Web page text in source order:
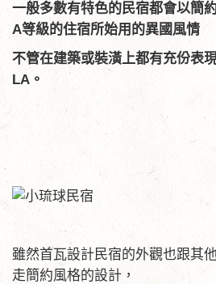
一般多數有特色的民宿都會以簡
A等級的住宿所始用的異國風情
不管在建築或裝潢上都有充份表
LA。
雖然首瓦設計民宿的外觀也跟其
走簡約風格的設計，